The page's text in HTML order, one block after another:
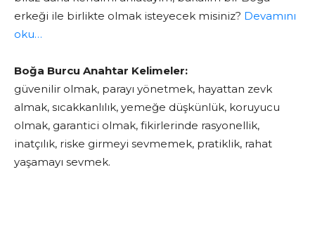
erkeği ile birlikte olmak isteyecek misiniz? Devamını
oku…
Boğa Burcu Anahtar Kelimeler:
güvenilir olmak, parayı yönetmek, hayattan zevk
almak, sıcakkanlılık, yemeğe düşkünlük, koruyucu
olmak, garantici olmak, fikirlerinde rasyonellik,
inatçılık, riske girmeyi sevmemek, pratiklik, rahat
yaşamayı sevmek.